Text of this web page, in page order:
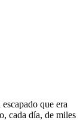
que era
cada día, de miles